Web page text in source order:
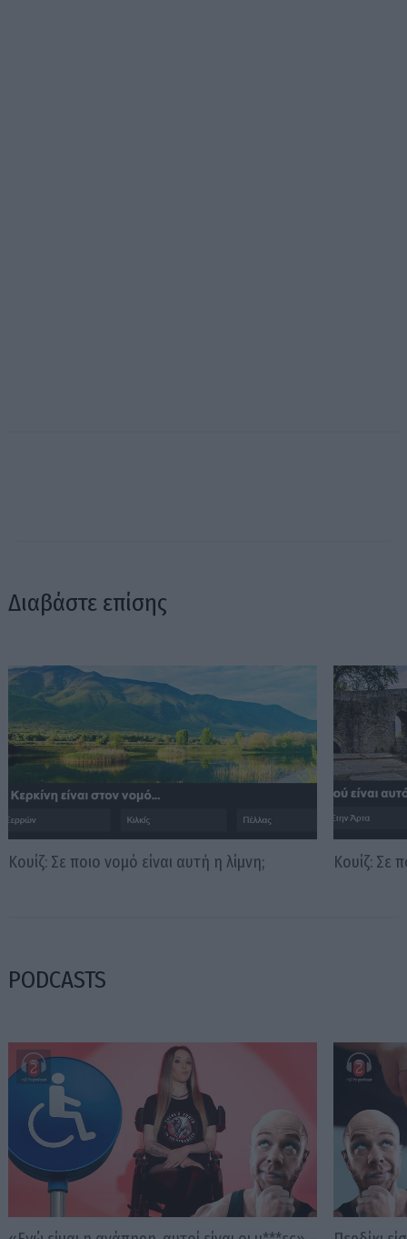
Διαβάστε επίσης
Κουίζ: Σε ποιο νομό είναι αυτή η λίμνη; Κουίζ: Σε
PODCASTS